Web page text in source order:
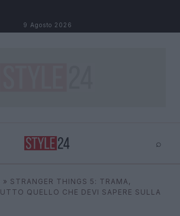
9 Agosto 2026
⌕
» STRANGER THINGS 5: TRAMA,
QUELLO CHE DEVI SAPERE SULLA